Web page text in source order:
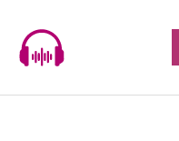
content